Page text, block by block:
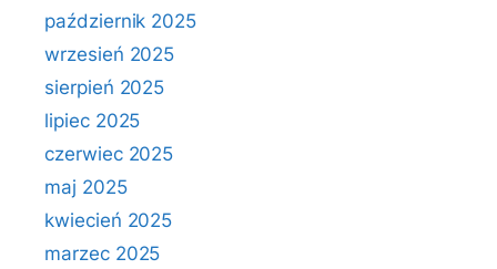
październik 2025
wrzesień 2025
sierpień 2025
lipiec 2025
czerwiec 2025
maj 2025
kwiecień 2025
marzec 2025